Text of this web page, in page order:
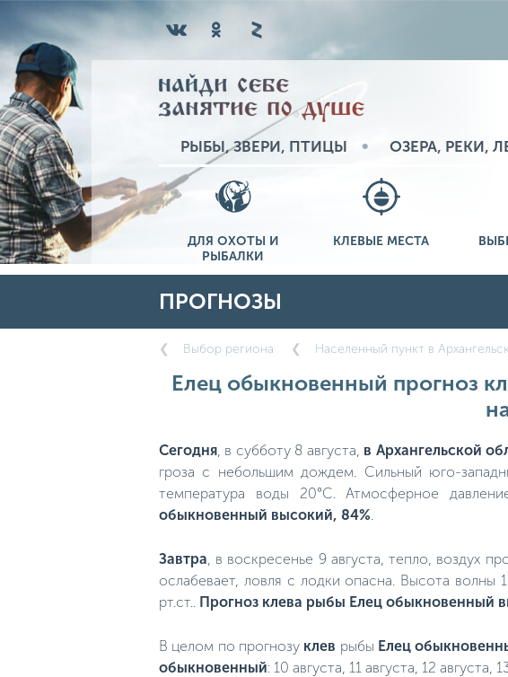
РЫБЫ, ЗВЕРИ, ПТИЦЫ ОЗЕРА, РЕКИ,
ДЛЯ ОХОТЫ И
РЫБАЛКИ
КЛЕВЫЕ МЕСТА
ПРОГНОЗЫ
Выбор региона Населенный пункт в
Елец обыкновенный прогноз
Сегодня , в субботу 8 августа, в Архангельской
гроза с небольшим дождем. Сильный юго-
температура воды 20°C. Атмосферное
обыкновенный высокий, 84%
Завтра , в воскресенье 9 августа, тепло, воздух
ослабевает, ловля с лодки опасна. Высота
рт.ст.. Прогноз клева рыбы Елец обыкновенный
В целом по прогнозу клев рыбы Елец
обыкновенный: 10 августа, 11 августа, 12 августа,